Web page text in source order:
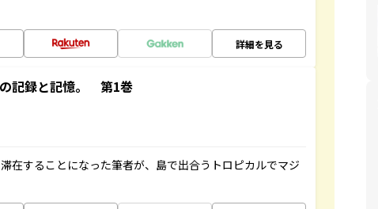
詳細を見る
記録と記憶。 第1巻
在することになった筆者が、島で出合うトロピカルでマジ